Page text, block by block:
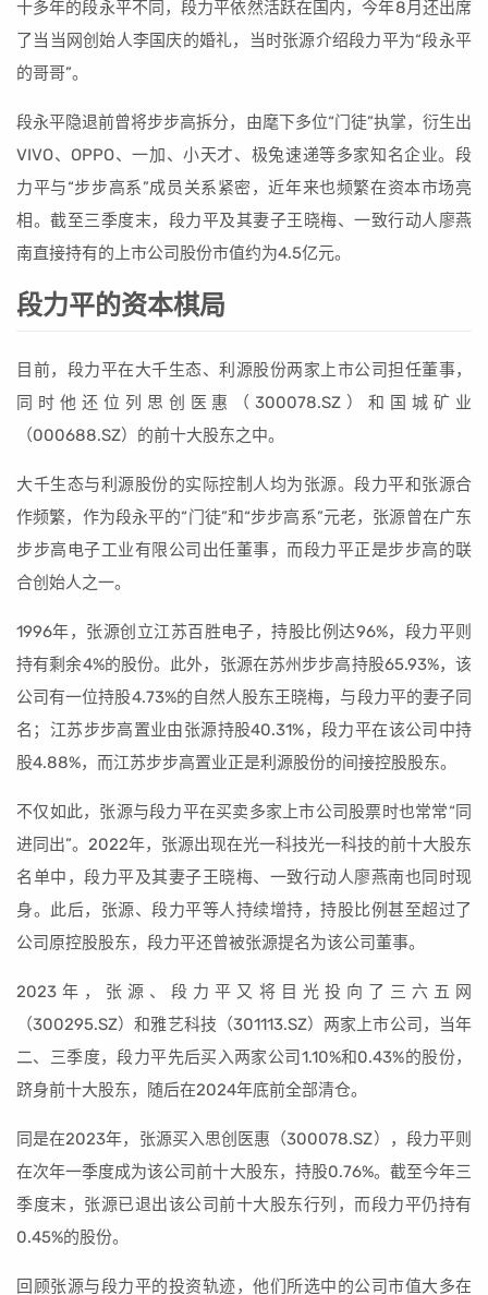
十多年的段永平不同，段力平依然活跃在国内，今年8月还出席
了当当网创始人李国庆的婚礼，当时张源介绍段力平为“段永平
的哥哥”。
段永平隐退前曾将步步高拆分，由麾下多位“门徒”执掌，衍生出
VIVO、OPPO、一加、小天才、极兔速递等多家知名企业。段
力平与“步步高系”成员关系紧密，近年来也频繁在资本市场亮
相。截至三季度末，段力平及其妻子王晓梅、一致行动人廖燕
南直接持有的上市公司股份市值约为4.5亿元。
段力平的资本棋局
目前，段力平在大千生态、利源股份两家上市公司担任董事，
同时他还位列思创医惠（300078.SZ）和国城矿业
（000688.SZ）的前十大股东之中。
大千生态与利源股份的实际控制人均为张源。段力平和张源合
作频繁，作为段永平的“门徒”和“步步高系”元老，张源曾在广东
步步高电子工业有限公司出任董事，而段力平正是步步高的联
合创始人之一。
1996年，张源创立江苏百胜电子，持股比例达96%，段力平则
持有剩余4%的股份。此外，张源在苏州步步高持股65.93%，该
公司有一位持股4.73%的自然人股东王晓梅，与段力平的妻子同
名；江苏步步高置业由张源持股40.31%，段力平在该公司中持
股4.88%，而江苏步步高置业正是利源股份的间接控股股东。
不仅如此，张源与段力平在买卖多家上市公司股票时也常常“同
进同出”。2022年，张源出现在光一科技光一科技的前十大股东
名单中，段力平及其妻子王晓梅、一致行动人廖燕南也同时现
身。此后，张源、段力平等人持续增持，持股比例甚至超过了
公司原控股股东，段力平还曾被张源提名为该公司董事。
2023年，张源、段力平又将目光投向了三六五网
（300295.SZ）和雅艺科技（301113.SZ）两家上市公司，当年
二、三季度，段力平先后买入两家公司1.10%和0.43%的股份，
跻身前十大股东，随后在2024年底前全部清仓。
同是在2023年，张源买入思创医惠（300078.SZ），段力平则
在次年一季度成为该公司前十大股东，持股0.76%。截至今年三
季度末，张源已退出该公司前十大股东行列，而段力平仍持有
0.45%的股份。
回顾张源与段力平的投资轨迹，他们所选中的公司市值大多在